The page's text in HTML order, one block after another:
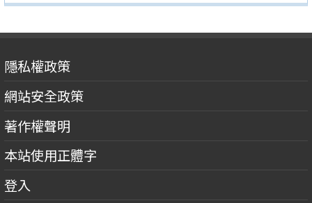
隱私權政策
網站安全政策
著作權聲明
本站使用正體字
登入